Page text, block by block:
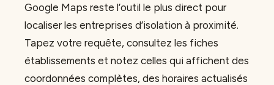
Google Maps reste l’outil le plus direct pour
localiser les entreprises d’isolation à proximité.
Tapez votre requête, consultez les fiches
établissements et notez celles qui affichent des
coordonnées complètes, des horaires actualisés